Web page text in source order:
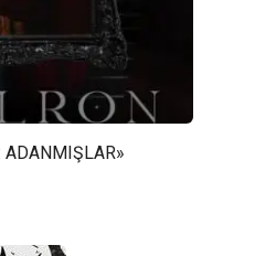
ADANMIŞLAR»